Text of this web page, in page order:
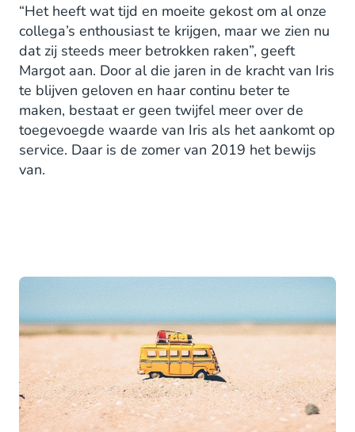
“Het heeft wat tijd en moeite gekost om al onze
collega’s enthousiast te krijgen, maar we zien nu
dat zij steeds meer betrokken raken”, geeft
Margot aan. Door al die jaren in de kracht van Iris
te blijven geloven en haar continu beter te
maken, bestaat er geen twijfel meer over de
toegevoegde waarde van Iris als het aankomt op
service. Daar is de zomer van 2019 het bewijs
van.